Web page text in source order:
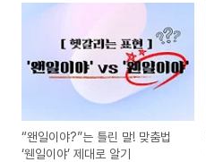
“왠일이야?”는 틀린 말! 맞춤법
‘웬일이야’ 제대로 알기